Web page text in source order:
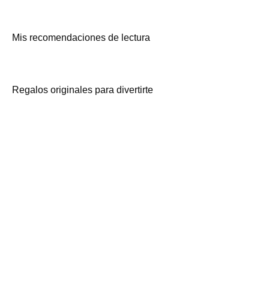
Mis recomendaciones de lectura
Regalos originales para divertirte